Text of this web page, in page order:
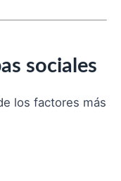
sociales
los factores más